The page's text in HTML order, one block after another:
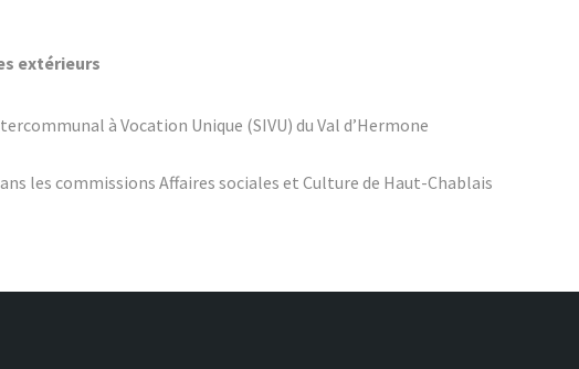
extérieurs
à Vocation Unique (SIVU) du Val d’Hermone
les commissions Affaires sociales et Culture de Haut-Chablais